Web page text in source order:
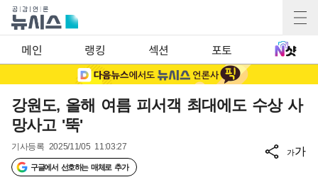
메인 랭킹 섹션 포토
강원도, 올해 여름 피서객 최대에도 수상 사
망사고 '뚝'
기사등록 2025/11/05 11:03:27
구글에서 선호하는 매체로 추가
가가